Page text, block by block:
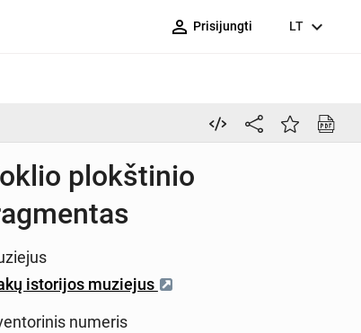
person_outline Prisijungti LT expand_more
plokštinio
istorijos muziejus
numeris